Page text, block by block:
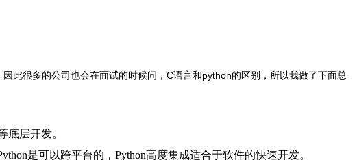
此很多的公司也会在面试的时候问，C语言和python的区别，所以我做了下面总
层开发。
是可以跨平台的，Python高度集成适合于软件的快速开发。